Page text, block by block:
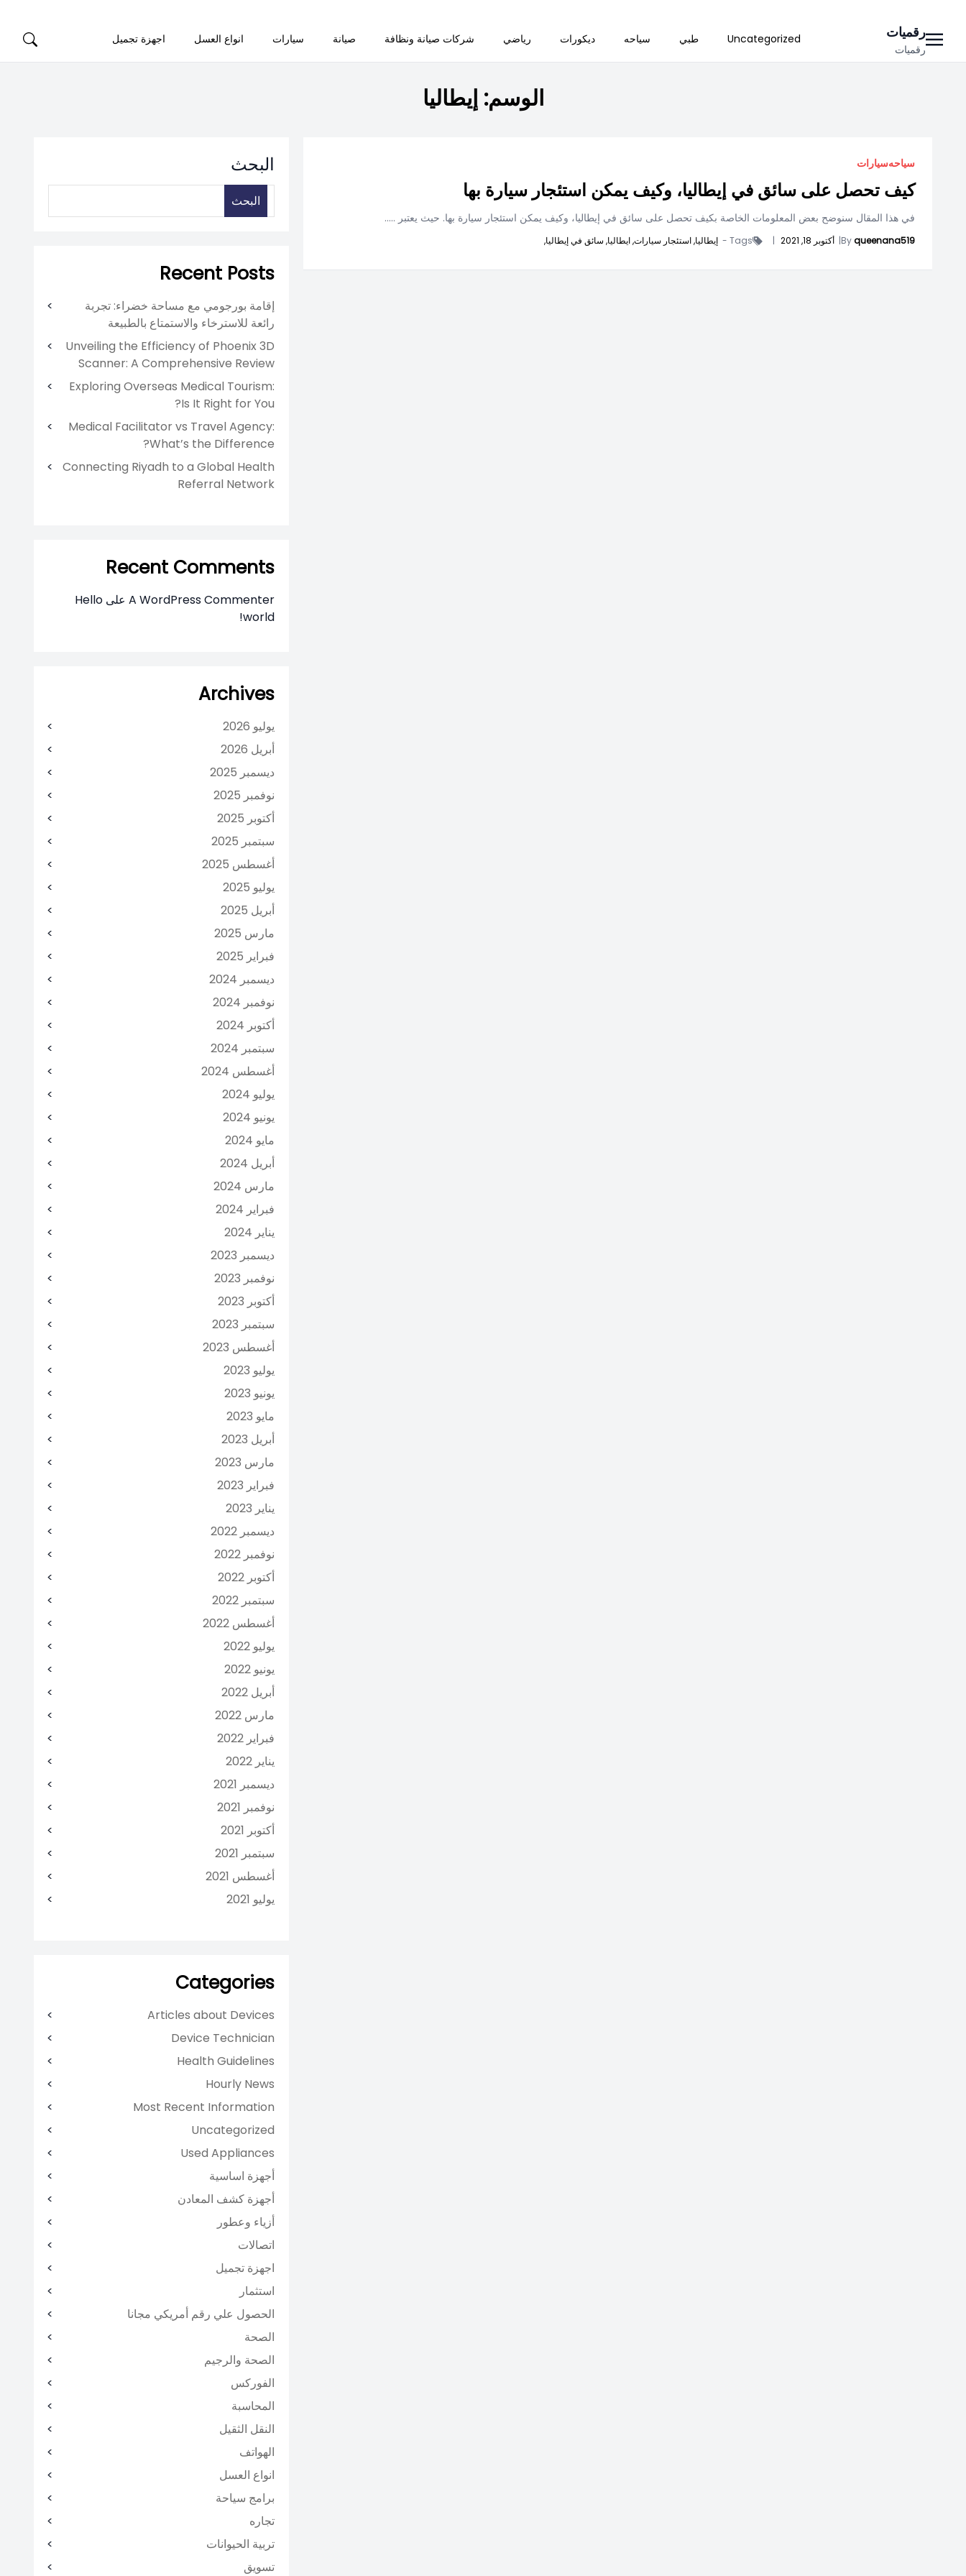
content
رقميات
رقميات
Uncategorized طبي سياحه ديكورات رياضي شركات صيانة ونظافة صيانة سيارات انواع العسل اجهزة تجميل
الوسم:إيطاليا
سياحهسيارات
كيف تحصل على سائق في إيطاليا، وكيف يمكن استئجار سيارة بها
في هذا المقال سنوضح بعض المعلومات الخاصة بكيف تحصل على سائق في إيطاليا، وكيف يمكن استئجار سيارة بها. حيث يعتبر .....
Byqueenana519
| أكتوبر 18, 2021 |
Tags - إيطاليا,استئجار سيارات,ايطاليا, سائق في إيطاليا,
البحث
البحث
Recent Posts
إقامة بورجومي مع مساحة خضراء: تجربة
رائعة للاسترخاء والاستمتاع بالطبيعة
Unveiling the Efficiency of Phoenix 3D
Scanner: A Comprehensive Review
Exploring Overseas Medical Tourism:
Is It Right for You?
Medical Facilitator vs Travel Agency:
What’s the Difference?
Connecting Riyadh to a Global Health
Referral Network
Recent Comments
A WordPress Commenter على Hello
world!
Archives
يوليو 2026
أبريل 2026
ديسمبر 2025
نوفمبر 2025
أكتوبر 2025
سبتمبر 2025
أغسطس 2025
يوليو 2025
أبريل 2025
مارس 2025
فبراير 2025
ديسمبر 2024
نوفمبر 2024
أكتوبر 2024
سبتمبر 2024
أغسطس 2024
يوليو 2024
يونيو 2024
مايو 2024
أبريل 2024
مارس 2024
فبراير 2024
يناير 2024
ديسمبر 2023
نوفمبر 2023
أكتوبر 2023
سبتمبر 2023
أغسطس 2023
يوليو 2023
يونيو 2023
مايو 2023
أبريل 2023
مارس 2023
فبراير 2023
يناير 2023
ديسمبر 2022
نوفمبر 2022
أكتوبر 2022
سبتمبر 2022
أغسطس 2022
يوليو 2022
يونيو 2022
أبريل 2022
مارس 2022
فبراير 2022
يناير 2022
ديسمبر 2021
نوفمبر 2021
أكتوبر 2021
سبتمبر 2021
أغسطس 2021
يوليو 2021
Categories
Articles about Devices
Device Technician
Health Guidelines
Hourly News
Most Recent Information
Uncategorized
Used Appliances
أجهزة اساسية
أجهزة كشف المعادن
أزياء وعطور
اتصالات
اجهزة تجميل
استثمار
الحصول علي رقم أمريكي مجانا
الصحة
الصحة والرجيم
الفوركس
المحاسبة
النقل الثقيل
الهواتف
انواع العسل
برامج سياحة
تجاره
تربية الحيوانات
تسويق